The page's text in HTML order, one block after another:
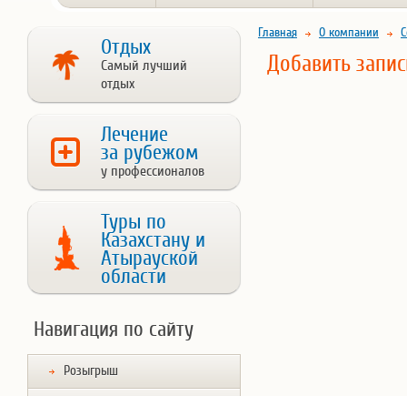
Отдых
Самый лучший
отдых
Лечение
за рубежом
у профессионалов
Туры по
Казахстану и
Атырауской
области
Навигация по сайту
Розыгрыш
Главная О компании
Добавить